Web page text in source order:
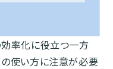
率化に役立つ一方
使い方に注意が必要